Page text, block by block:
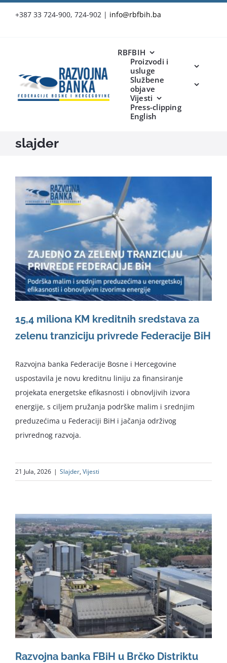
+387 33 724-900, 724-902 | info@rbfbih.ba
RBFBIH
Proizvodi i
usluge
Službene
objave
Vijesti
Press-clipping
English
slajder
15,4 miliona KM kreditnih sredstava za
zelenu tranziciju privrede Federacije BiH
Razvojna banka Federacije Bosne i Hercegovine
uspostavila je novu kreditnu liniju za finansiranje
projekata energetske efikasnosti i obnovljivih izvora
energije, s ciljem pružanja podrške malim i srednjim
preduzećima u Federaciji BiH i jačanja održivog
privrednog razvoja.
21 Jula, 2026 | Slajder, Vijesti
Razvojna banka FBiH u Brčko Distriktu